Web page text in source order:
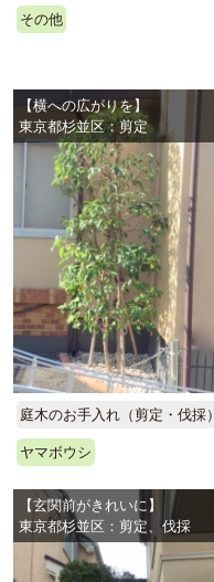
その他
【横への広がりを】
東京都杉並区：剪定
庭木のお手入れ（剪定・伐採）
ヤマボウシ
【玄関前がきれいに】
東京都杉並区：剪定、伐採